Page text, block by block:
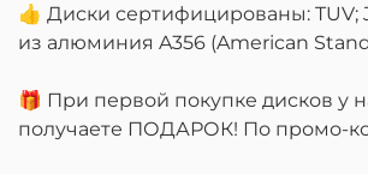
👍 Диски сертифицированы: TUV;
из алюминия A356 (American
🎁 При первой покупке дисков у
получаете ПОДАРОК! По промо-